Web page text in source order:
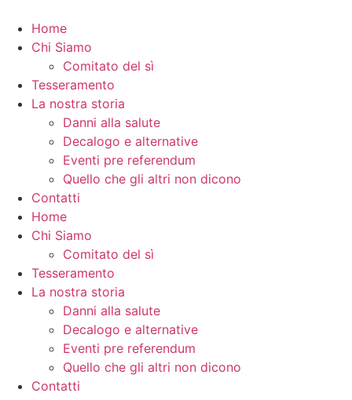
Home
Chi Siamo
Comitato del sì
Tesseramento
La nostra storia
Danni alla salute
Decalogo e alternative
Eventi pre referendum
Quello che gli altri non dicono
Contatti
Home
Chi Siamo
Comitato del sì
Tesseramento
La nostra storia
Danni alla salute
Decalogo e alternative
Eventi pre referendum
Quello che gli altri non dicono
Contatti